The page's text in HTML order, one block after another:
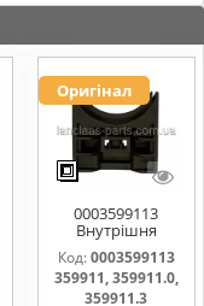
Оригінал
0003599113
Внутрішня
частина
підшипника
жатки 359911,
359911.0,
Код:0003599113
359911, 359911.0,
359911.3